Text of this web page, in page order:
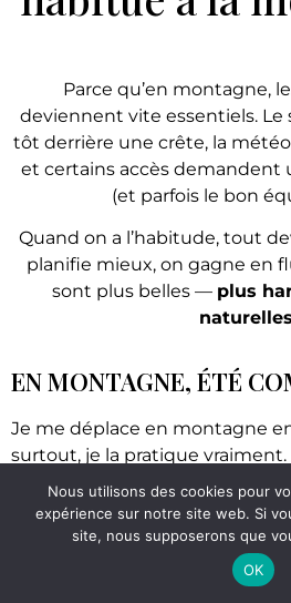
Parce qu’en montagne,
deviennent vite essentiels. Le
tôt derrière une crête, la
et certains accès demandent
(et parfois le bon
Quand on a l’habitude, tout
planifie mieux, on gagne en
sont plus belles — plus
naturelles
EN MONTAGNE, ÉTÉ
Je me déplace en montagne
surtout, je la pratique vraiment.
suis à l’aise sur le terrain, ce
emmener là où la lumière est
du sens.
Cela ouvre des possibilités. Une
engagement sur un sommet
Nous utilisons des cookies pour
expérience sur notre site web. Si
site, nous supposerons que
OK